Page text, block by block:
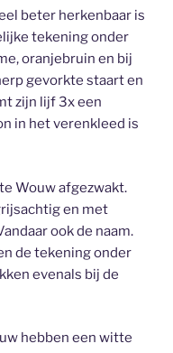
beter herkenbaar is
tekening onder
oranjebruin en bij
gevorkte staart en
zijn lijf 3x een
in het verenkleed is
Wouw afgezwakt.
en met
ook de naam.
de tekening onder
evenals bij de
hebben een witte